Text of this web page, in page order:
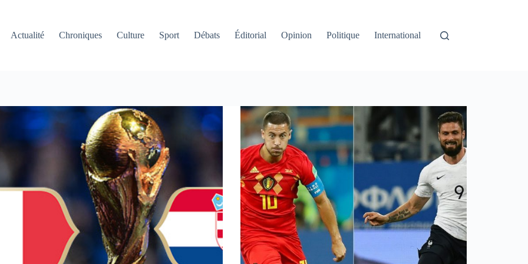
Actualité
Chroniques Culture Sport Débats Éditorial Opinion Politique International